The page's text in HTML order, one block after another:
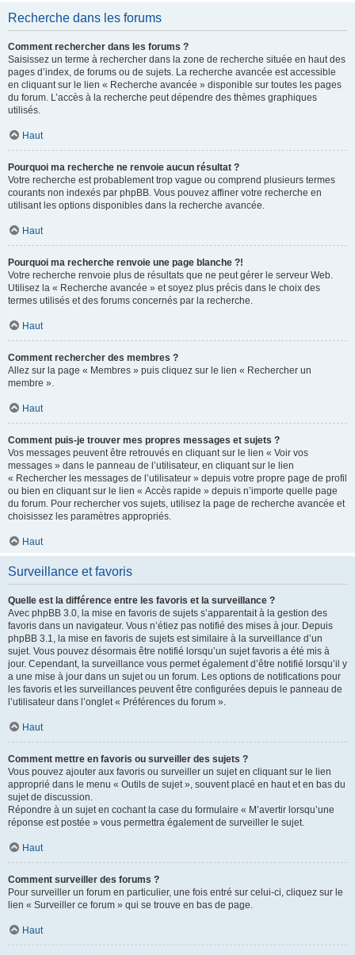
Recherche dans les forums
Comment rechercher dans les forums ?
Saisissez un terme à rechercher dans la zone de recherche située en haut des
pages d’index, de forums ou de sujets. La recherche avancée est accessible
en cliquant sur le lien « Recherche avancée » disponible sur toutes les pages
du forum. L’accès à la recherche peut dépendre des thèmes graphiques
utilisés.
Haut
Pourquoi ma recherche ne renvoie aucun résultat ?
Votre recherche est probablement trop vague ou comprend plusieurs termes
courants non indexés par phpBB. Vous pouvez affiner votre recherche en
utilisant les options disponibles dans la recherche avancée.
Haut
Pourquoi ma recherche renvoie une page blanche ?!
Votre recherche renvoie plus de résultats que ne peut gérer le serveur Web.
Utilisez la « Recherche avancée » et soyez plus précis dans le choix des
termes utilisés et des forums concernés par la recherche.
Haut
Comment rechercher des membres ?
Allez sur la page « Membres » puis cliquez sur le lien « Rechercher un
membre ».
Haut
Comment puis-je trouver mes propres messages et sujets ?
Vos messages peuvent être retrouvés en cliquant sur le lien « Voir vos
messages » dans le panneau de l’utilisateur, en cliquant sur le lien
« Rechercher les messages de l’utilisateur » depuis votre propre page de profil
ou bien en cliquant sur le lien « Accès rapide » depuis n’importe quelle page
du forum. Pour rechercher vos sujets, utilisez la page de recherche avancée et
choisissez les paramètres appropriés.
Haut
Surveillance et favoris
Quelle est la différence entre les favoris et la surveillance ?
Avec phpBB 3.0, la mise en favoris de sujets s’apparentait à la gestion des
favoris dans un navigateur. Vous n’étiez pas notifié des mises à jour. Depuis
phpBB 3.1, la mise en favoris de sujets est similaire à la surveillance d’un
sujet. Vous pouvez désormais être notifié lorsqu’un sujet favoris a été mis à
jour. Cependant, la surveillance vous permet également d’être notifié lorsqu’il y
a une mise à jour dans un sujet ou un forum. Les options de notifications pour
les favoris et les surveillances peuvent être configurées depuis le panneau de
l’utilisateur dans l’onglet « Préférences du forum ».
Haut
Comment mettre en favoris ou surveiller des sujets ?
Vous pouvez ajouter aux favoris ou surveiller un sujet en cliquant sur le lien
approprié dans le menu « Outils de sujet », souvent placé en haut et en bas du
sujet de discussion.
Répondre à un sujet en cochant la case du formulaire « M’avertir lorsqu’une
réponse est postée » vous permettra également de surveiller le sujet.
Haut
Comment surveiller des forums ?
Pour surveiller un forum en particulier, une fois entré sur celui-ci, cliquez sur le
lien « Surveiller ce forum » qui se trouve en bas de page.
Haut